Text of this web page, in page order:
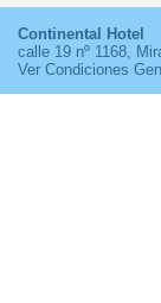
Continental Hotel
calle 19 nº 1168,
Ver Condiciones